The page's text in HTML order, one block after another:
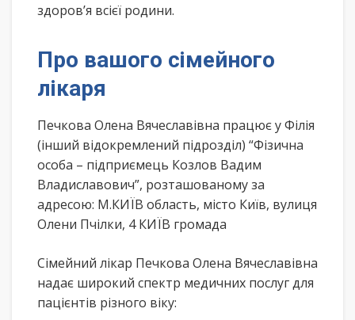
здоров’я всієї родини.
Про вашого сімейного
лікаря
Печкова Олена Вячеславівна працює у Філія
(інший відокремлений підрозділ) “Фізична
особа – підприємець Козлов Вадим
Владиславович”, розташованому за
адресою: М.КИЇВ область, місто Київ, вулиця
Олени Пчілки, 4 КИЇВ громада
Сімейний лікар Печкова Олена Вячеславівна
надає широкий спектр медичних послуг для
пацієнтів різного віку: